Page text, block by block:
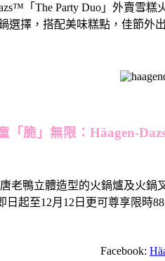
「The Party Duo」外賣
選擇，搭配美味糕點，佳節外
「脆」無限： Häagen-
老鴨立體造型的火鍋爐及火
起至12月12日更可尊享限時
Facebook: